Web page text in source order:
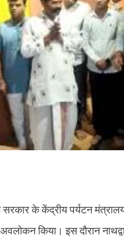
सरकार के केंद्रीय पर्यटन
किया। इस दौरान